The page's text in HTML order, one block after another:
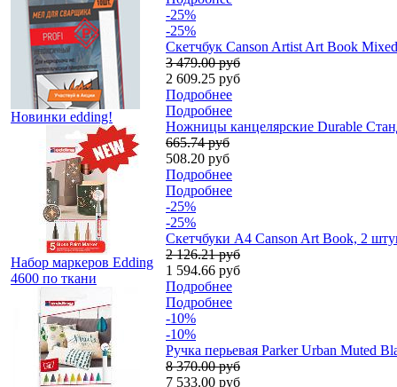
Новинки edding!
Набор маркеров Edding
4600 по ткани
-25%
-25%
Скетчбук Canson Artist Art Book
3 479.00 руб
2 609.25 руб
Подробнее
Подробнее
Ножницы канцелярские Durable
665.74 руб
508.20 руб
Подробнее
Подробнее
-25%
-25%
Скетчбуки A4 Canson Art Book, 2
2 126.21 руб
1 594.66 руб
Подробнее
Подробнее
-10%
-10%
Ручка перьевая Parker Urban Muted
8 370.00 руб
7 533.00 руб